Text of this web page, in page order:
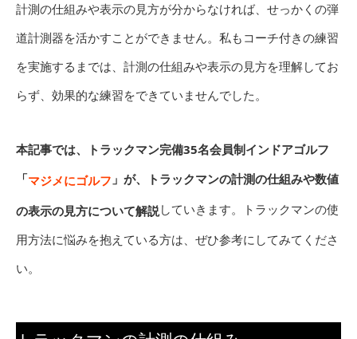
計測の仕組みや表示の見方が分からなければ、せっかくの弾
道計測器を活かすことができません。私もコーチ付きの練習
を実施するまでは、計測の仕組みや表示の見方を理解してお
らず、効果的な練習をできていませんでした。
本記事では、トラックマン完備35名会員制インドアゴルフ
「マジメにゴルフ 」が、トラックマンの計測の仕組みや数値
の表示の見方について解説していきます。トラックマンの使
用方法に悩みを抱えている方は、ぜひ参考にしてみてくださ
い。